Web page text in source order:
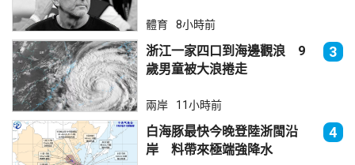
體育 8小時前
浙江一家四口到海邊觀浪 9
歲男童被大浪捲走
3
兩岸 11小時前
白海豚最快今晚登陸浙閩沿
岸 料帶來極端強降水
4